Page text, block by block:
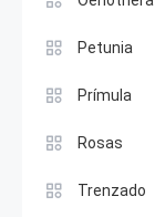
Petunia
Prímula
Rosas
Trenzado